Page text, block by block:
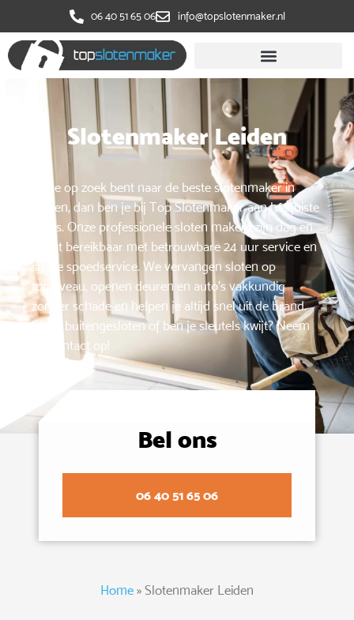
‭06 40 51 65 06 info@topslotenmaker.nl
Slotenmaker Leiden
Als je op zoek bent naar de beste slotenmaker in
Leiden, dan ben je bij Top Slotenmaker aan het juiste
adres. Onze professionele sloten makers zijn dag en
nacht bereikbaar met betrouwbare 24 uur service en
snelle spoedservice. We vervangen sloten op
topniveau, openen deuren en auto’s vakkundig
zonder schade en helpen je altijd snel uit de brand.
Sta je buitengesloten of ben je sleutels kwijt? Neem
nu contact op!
Bel ons
06 40 51 65 06
Home » Slotenmaker Leiden